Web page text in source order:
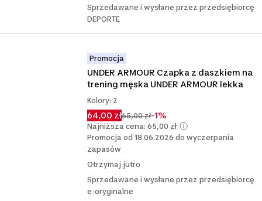
Sprzedawane i wysłane przez przedsiębiorcę
DEPORTE
Promocja
UNDER ARMOUR Czapka z daszkiem na
trening męska UNDER ARMOUR lekka
Kolory: 2
64,00 zł65,00 zł-1%
Najniższa cena: 65,00 zł
Promocja od 18.06.2026 do wyczerpania
zapasów
Otrzymaj jutro
Sprzedawane i wysłane przez przedsiębiorcę
e-oryginalne